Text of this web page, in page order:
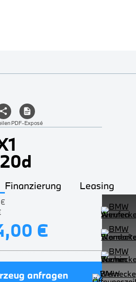
PDF-Exposé
Finanzierung Leasing
€
anfragen